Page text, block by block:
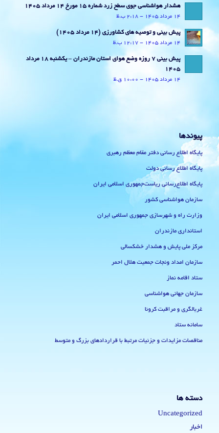
هشدار هواشناسی جوی سطح زرد شماره 15 مورخ 14 مرداد 1405
14 مرداد 1405 - 2:18 ب.ظ
پیش بینی و توصیه های کشاورزی (14 مرداد ۱۴۰۵)
14 مرداد 1405 - 12:17 ب.ظ
پیش بینی 7 روزه وضع هوای استان مازندران – یکشنبه 18 مرداد
1405
14 مرداد 1405 - 10:00 ق.ظ
پیوندها
پایگاه اطلاع رسانی دفتر مقام معظم رهبری
پایگاه اطلاع رسانی دولت
پایگاه اطلاع‌رسانی ریاست‌جمهوری اسلامی ایران
سازمان هواشناسی کشور
وزارت راه و شهرسازی جمهوری اسلامی ایران
استانداری مازندران
مرکز ملی پایش و هشدار خشکسالی
سازمان امداد ونجات جمعیت هلال احمر
ستاد اقامه نماز
سازمان جهانی هواشناسی
غربالگری و مراقبت کرونا
سامانه ستاد
مناقصات مزایدات و جزئیات مرتبط با قراردادهای بزرگ و متوسط
دسته ها
Uncategorized
اخبار